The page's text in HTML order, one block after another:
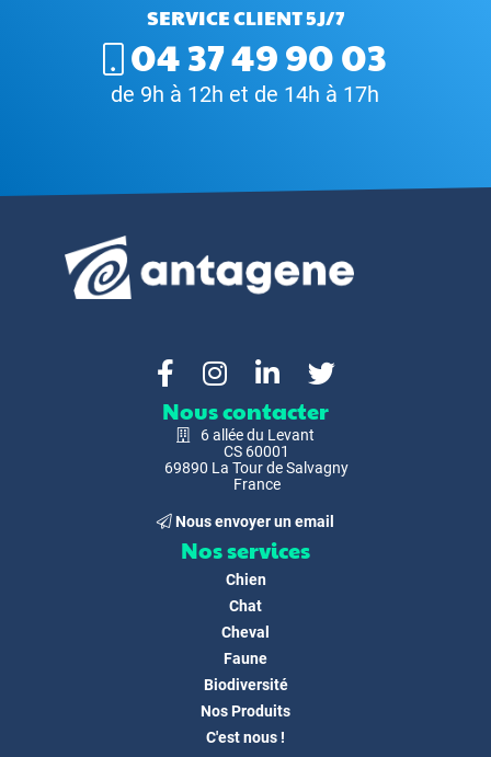
SERVICE CLIENT 5J/7
04 37 49 90 03
de 9h à 12h et de 14h à 17h
Nous contacter
6 allée du Levant
CS 60001
69890 La Tour de Salvagny
France
Nous envoyer un email
Nos services
Chien
Chat
Cheval
Faune
Biodiversité
Nos Produits
C'est nous !